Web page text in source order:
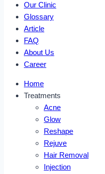
Our Clinic
Glossary
Article
FAQ
About Us
Career
Home
Treatments
Acne
Glow
Reshape
Rejuve
Hair Removal
Injection